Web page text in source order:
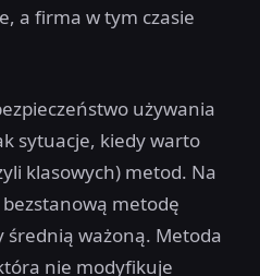
a firma w tym czasie
używania
sytuacje, kiedy warto
klasowych) metod. Na
bezstanową metodę
średnią ważoną. Metoda
nie modyfikuje